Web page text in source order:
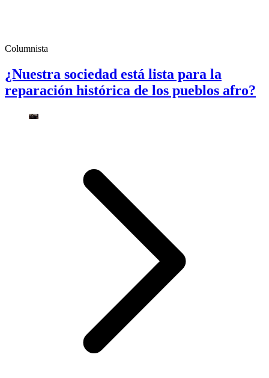
Columnista
¿Nuestra sociedad está lista para la
reparación histórica de los pueblos afro?